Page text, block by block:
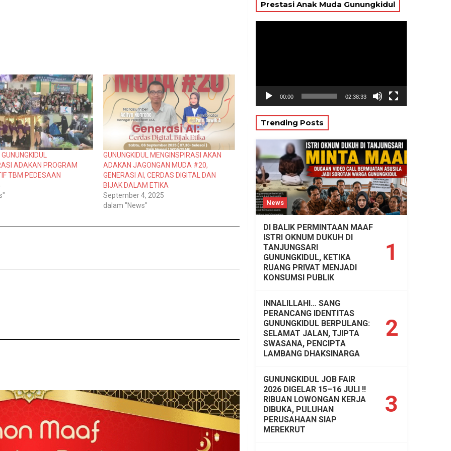
ADAKAN PROGRAM
TBM PEDESAAN
GUNUNGKIDUL MENGINSPIRASI AKAN
ADAKAN JAGONGAN MUDA #20,
GENERASI AI, CERDAS DIGITAL DAN
BIJAK DALAM ETIKA
September 4, 2025
dalam "News"
Prestasi Anak Muda Gunungkidul
00:00 02:38:33
Trending Posts
News
1
DI BALIK PERMINTAAN MAAF
ISTRI OKNUM DUKUH DI
TANJUNGSARI
GUNUNGKIDUL, KETIKA
RUANG PRIVAT MENJADI
KONSUMSI PUBLIK
2
INNALILLAHI… SANG
PERANCANG IDENTITAS
GUNUNGKIDUL BERPULANG:
SELAMAT JALAN, TJIPTA
SWASANA, PENCIPTA
LAMBANG DHAKSINARGA
3
GUNUNGKIDUL JOB FAIR
2026 DIGELAR 15–16 JULI !!
RIBUAN LOWONGAN KERJA
DIBUKA, PULUHAN
PERUSAHAAN SIAP
MEREKRUT